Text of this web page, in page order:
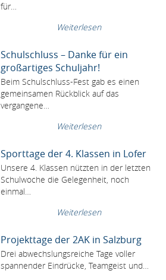
für…
Weiterlesen
Schulschluss – Danke für ein
großartiges Schuljahr!
Beim Schulschluss-Fest gab es einen
gemeinsamen Rückblick auf das
vergangene…
Weiterlesen
Sporttage der 4. Klassen in Lofer
Unsere 4. Klassen nützten in der letzten
Schulwoche die Gelegenheit, noch
einmal…
Weiterlesen
Projekttage der 2AK in Salzburg
Drei abwechslungsreiche Tage voller
spannender Eindrücke, Teamgeist und…